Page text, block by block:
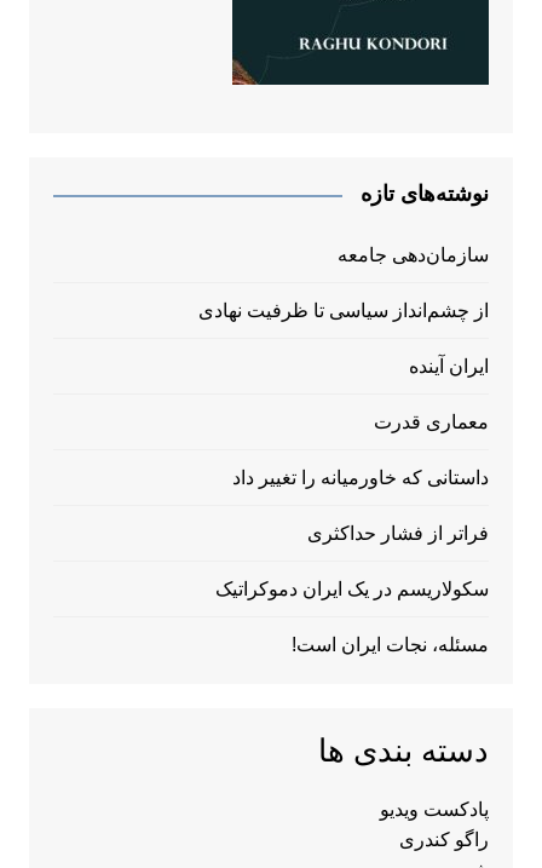
نوشته‌های تازه
سازمان‌دهی جامعه
از چشم‌انداز سیاسی تا ظرفیت نهادی
ایران آینده
معماری قدرت
داستانی که خاورمیانه را تغییر داد
فراتر از فشار حداکثری
سکولاریسم در یک ایران دموکراتیک
مسئله، نجات ایران است!
دسته بندی ها
پادکست ویدیو
راگو کندری